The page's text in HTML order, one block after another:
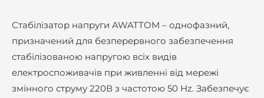
Стабілізатор напруги AWATTOM – однофазний,
призначений для безперервного забезпечення
стабілізованою напругою всіх видів
електроспоживачів при живленні від мережі
змінного струму 220В з частотою 50 Hz. Забезпечує